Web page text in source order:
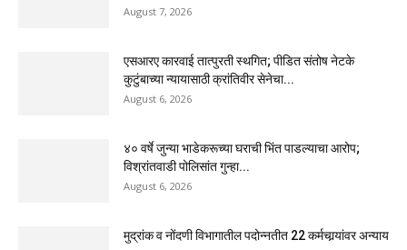
August 7, 2026
एसआरए कारवाई तात्पुरती स्थगित; पीडित संतोष नेटके
कुटुंबाच्या न्यायासाठी क्रांतिवीर सेनेचा...
August 6, 2026
४० वर्षे जुन्या भाडेकरूच्या घराची भिंत पाडल्याचा आरोप;
विश्रांतवाडी पोलिसांत गुन्हा...
August 6, 2026
मुद्रांक व नोंदणी विभागातील पदोन्नतीत 22 कर्मचार्‍यांवर अन्याय